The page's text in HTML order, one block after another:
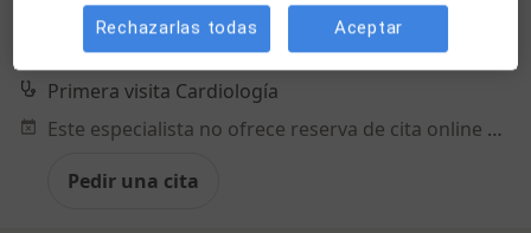
Hospital Quironsalud Murcia
Acepta CS24
Primera visita Cardiología
Este especialista no ofrece reserva de cita online en esta dirección.
Pedir una cita
Rechazarlas todas Aceptar